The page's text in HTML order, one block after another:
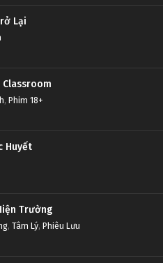
Lại
Classroom
, Phim 18+
Huyết
Trường
, Tâm Lý, Phiêu Lưu